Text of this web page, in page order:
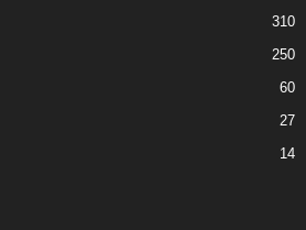
310
250
60
27
14